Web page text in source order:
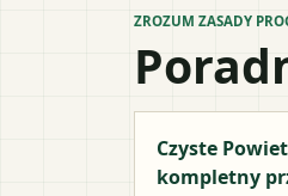
ZROZUM ZASADY
Czyste
kompletny